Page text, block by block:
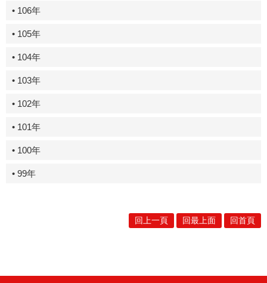
• 106年
• 105年
• 104年
• 103年
• 102年
• 101年
• 100年
• 99年
回上一頁 回最上面 回首頁